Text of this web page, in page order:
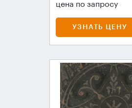
цена по запросу
УЗНАТЬ ЦЕНУ